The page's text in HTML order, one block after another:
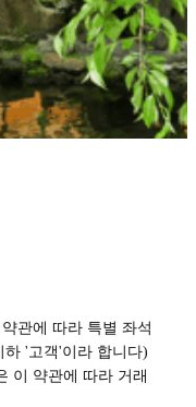
관에 따라 특별 좌석
'고객'이라 합니다)
이 약관에 따라 거래